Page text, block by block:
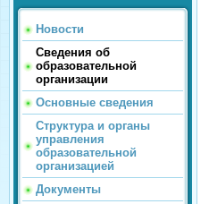
Новости
Сведения об
образовательной
организации
Основные сведения
Структура и органы
управления
образовательной
организацией
Документы